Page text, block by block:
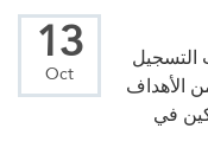
13
Oct
التسجيل
الأهداف
في